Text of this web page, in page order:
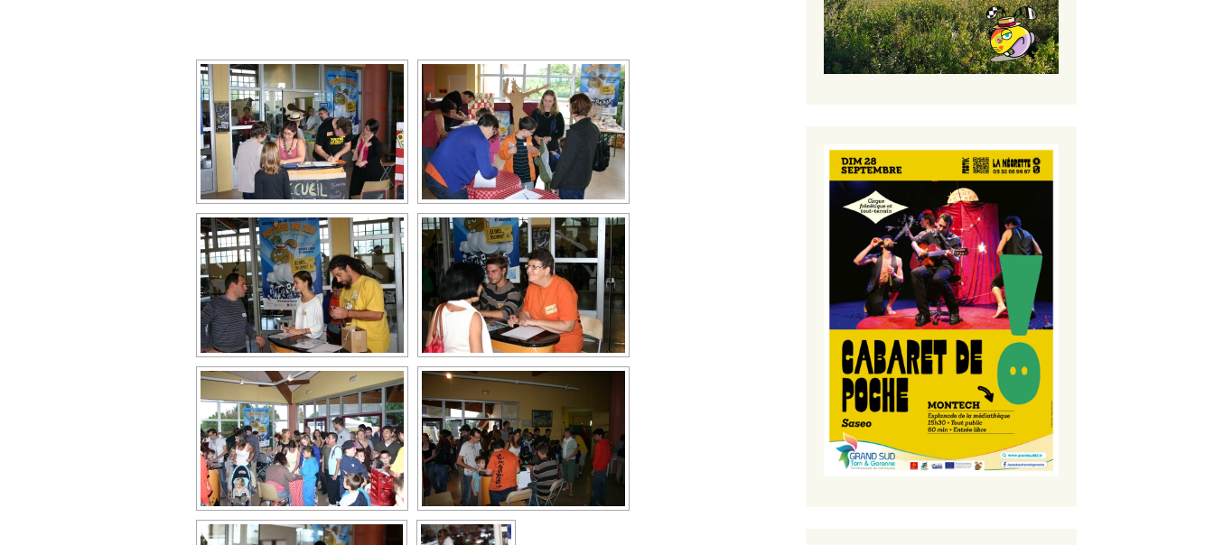
Les auteurs de jeux
Vous êtes auteur ? Venez
présenter vos jeux au
festival
Vous êtes une
association ? Participez
au festival